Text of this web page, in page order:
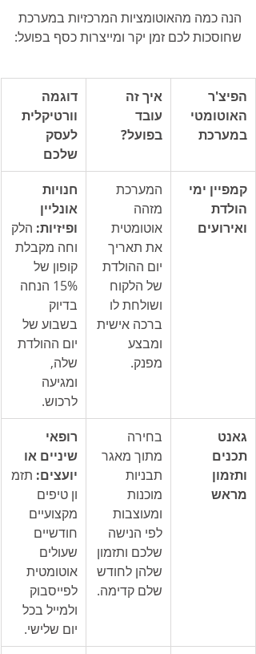
הנה כמה מהאוטומציות המרכזיות במערכת
שחוסכות לכם זמן יקר ומייצרות כסף בפועל:
הפיצ'ר
האוטומטי
במערכת
איך זה
עובד
בפועל?
דוגמה
וורטיקלית
לעסק
שלכם
קמפיין ימי
הולדת
ואירועים
המערכת
מזהה
אוטומטית
את תאריך
יום ההולדת
של הלקוח
ושולחת לו
ברכה אישית
ומבצע
מפנק.
חנויות
אונליין
ופיזיות: הלק
וחה מקבלת
קופון של
15% הנחה
בדיוק
בשבוע של
יום ההולדת
שלה,
ומגיעה
לרכוש.
גאנט
תכנים
ותזמון
מראש
בחירה
מתוך מאגר
תבניות
מוכנות
ומעוצבות
לפי הנישה
שלכם ותזמון
שלהן לחודש
שלם קדימה.
רופאי
שיניים או
יועצים: תזמ
ון טיפים
מקצועיים
חודשיים
שעולים
אוטומטית
לפייסבוק
ולמייל בכל
יום שלישי.